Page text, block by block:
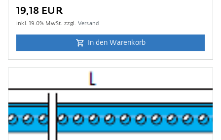
19,18 EUR
inkl.19.0% MwSt. zzgl. Versand
In den Warenkorb